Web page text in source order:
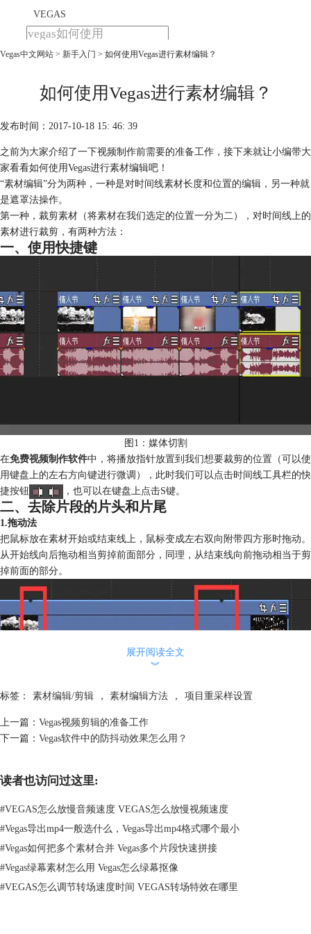
VEGAS
首页
购买
Vegas中文网站 > 新手入门 > 如何使用Vegas进行素材编辑？
如何使用Vegas进行素材编辑？
发布时间：2017-10-18 15: 46: 39
之前为大家介绍了一下视频制作前需要的准备工作，接下来就让小编带大
家看看如何使用Vegas进行素材编辑吧！
“素材编辑”分为两种，一种是对时间线素材长度和位置的编辑，另一种就
是遮罩法操作。
第一种，裁剪素材（将素材在我们选定的位置一分为二），对时间线上的
素材进行裁剪，有两种方法：
一、使用快捷键
图1：媒体切割
在免费视频制作软件中，将播放指针放置到我们想要裁剪的位置（可以使
用键盘上的左右方向键进行微调），此时我们可以点击时间线工具栏的快
捷按钮
，也可以在键盘上点击S键。
二、去除片段的片头和片尾
1.拖动法
把鼠标放在素材开始或结束线上，鼠标变成左右双向附带四方形时拖动。
从开始线向后拖动相当剪掉前面部分，同理，从结束线向前拖动相当于剪
掉前面的部分。
候，可以看到视频上分别存在“开始点”或“结束点”，如上图所示。
第二种，遮罩法，利用时间线轨道的层级关系，如上图所示。我们就相当
于将下轨道片段内容的头和尾都去掉了。
展开阅读全文
︾
标签： 素材编辑/剪辑 ， 素材编辑方法 ， 项目重采样设置
上一篇： Vegas视频剪辑的准备工作
下一篇： Vegas软件中的防抖动效果怎么用？
读者也访问过这里:
#VEGAS怎么放慢音频速度 VEGAS怎么放慢视频速度
#Vegas导出mp4一般选什么，Vegas导出mp4格式哪个最小
#Vegas如何把多个素材合并 Vegas多个片段快速拼接
#Vegas绿幕素材怎么用 Vegas怎么绿幕抠像
#VEGAS怎么调节转场速度时间 VEGAS转场特效在哪里